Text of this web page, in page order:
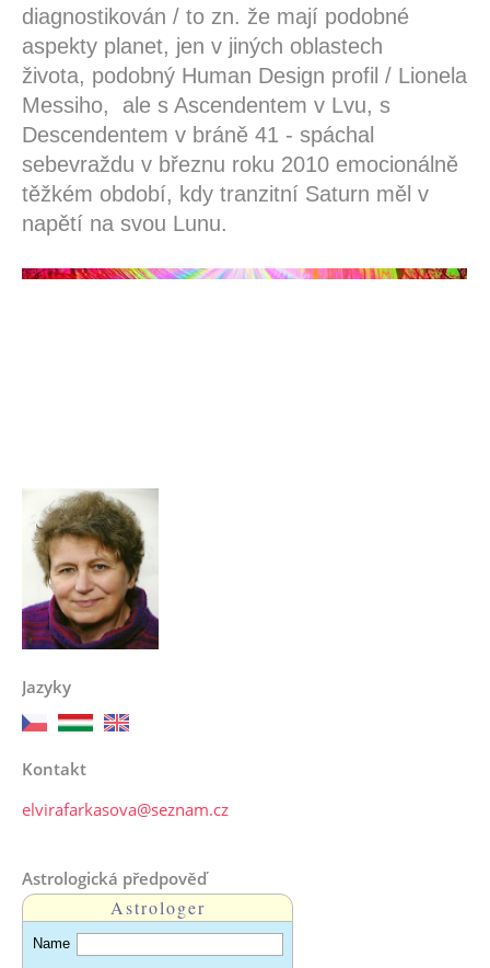
diagnostikován / to zn. že mají podobné
aspekty planet, jen v jiných oblastech
života, podobný Human Design profil / Lionela
Messiho, ale s Ascendentem v Lvu, s
Descendentem v bráně 41 - spáchal
sebevraždu v březnu roku 2010 emocionálně
těžkém období, kdy tranzitní Saturn měl v
napětí na svou Lunu.
Jazyky
Kontakt
elvirafarkasova@seznam.cz
Astrologická předpověď